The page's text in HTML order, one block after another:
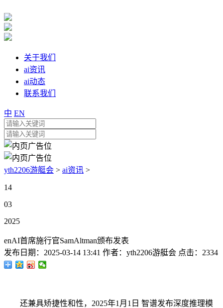
关于我们
ai资讯
ai动态
联系我们
中 EN
yth2206游艇会 > ai资讯 >
14
03
2025
enAI首席施行官SamAltman颁布发表
发布日期： 2025-03-14 13:41 作者： yth2206游艇会 点击： 2334
还兼具矫捷性和性，2025年1月1日 智谱发布深度推理模